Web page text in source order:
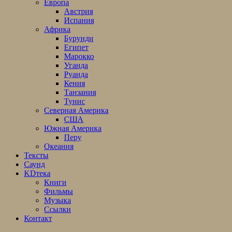
Европа
Австрия
Испания
Африка
Бурунди
Египет
Марокко
Уганда
Руанда
Кения
Танзания
Тунис
Северная Америка
США
Южная Америка
Перу
Океания
Тексты
Саунд
KDтека
Книги
Фильмы
Музыка
Ссылки
Контакт